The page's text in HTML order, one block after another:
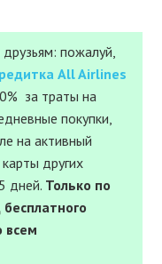
пожалуй,
All Airlines
за траты на
покупки,
на активный
других
дней. Только по
бесплатного
всем